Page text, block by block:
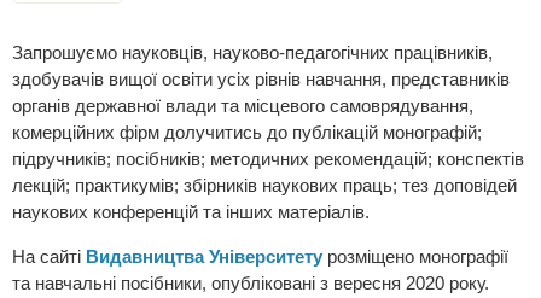
Запрошуємо науковців, науково-педагогічних працівників,
здобувачів вищої освіти усіх рівнів навчання, представників
органів державної влади та місцевого самоврядування,
комерційних фірм долучитись до публікацій монографій;
підручників; посібників; методичних рекомендацій; конспектів
лекцій; практикумів; збірників наукових праць; тез доповідей
наукових конференцій та інших матеріалів.
На сайті Видавництва Університету розміщено монографії
та навчальні посібники, опубліковані з вересня 2020 року.